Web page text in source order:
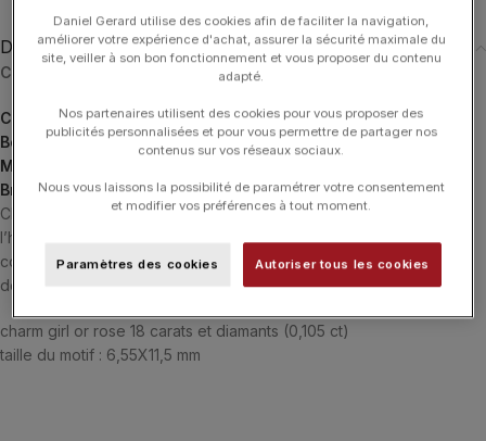
Description
Choisissez le bijou à associer à votre charm :
Colliers
Boucles d’Oreilles
Mono Boucles d’Oreilles
Bracelets
CHARMS, une collection de pendentifs grigris, emblématiques de
l’histoire de GINETTE NY, en or, diamant ou pierres. Portez-les en
collier, bracelet ou boucles d’oreilles, et associez-les pour créer
des compositions uniques qui raconteront votre histoire.
charm girl or rose 18 carats et diamants (0,105 ct)
taille du motif : 6,55X11,5 mm
Daniel Gerard utilise des cookies afin de faciliter la navigation,
améliorer votre expérience d'achat, assurer la sécurité maximale du
site, veiller à son bon fonctionnement et vous proposer du contenu
adapté.
Nos partenaires utilisent des cookies pour vous proposer des
publicités personnalisées et pour vous permettre de partager nos
contenus sur vos réseaux sociaux.
Nous vous laissons la possibilité de paramétrer votre consentement
et modifier vos préférences à tout moment.
Paramètres des cookies Autoriser tous les cookies